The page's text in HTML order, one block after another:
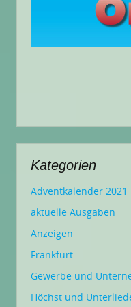
Kategorien
Adventkalender 2021
aktuelle Ausgaben
Anzeigen
Frankfurt
Gewerbe und
Höchst und